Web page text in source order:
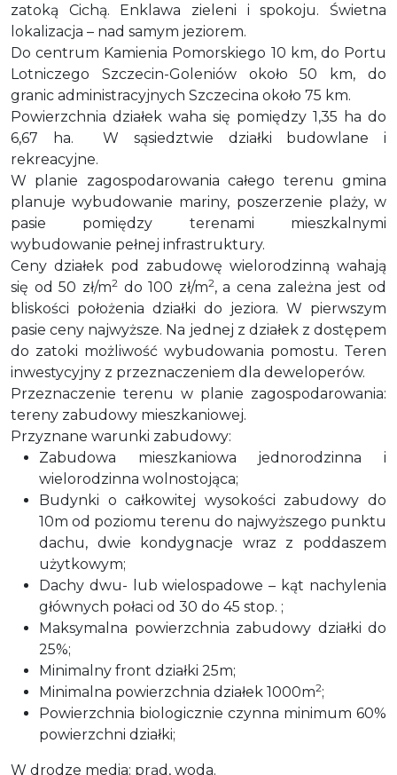
zatoką Cichą. Enklawa zieleni i spokoju. Świetna
lokalizacja – nad samym jeziorem.
Do centrum Kamienia Pomorskiego 10 km, do Portu
Lotniczego Szczecin-Goleniów około 50 km, do
granic administracyjnych Szczecina około 75 km.
Powierzchnia działek waha się pomiędzy 1,35 ha do
6,67 ha. W sąsiedztwie działki budowlane i
rekreacyjne.
W planie zagospodarowania całego terenu gmina
planuje wybudowanie mariny, poszerzenie plaży, w
pasie pomiędzy terenami mieszkalnymi
wybudowanie pełnej infrastruktury.
Ceny działek pod zabudowę wielorodzinną wahają
się od 50 zł/m2do 100 zł/m2, a cena zależna jest od
bliskości położenia działki do jeziora. W pierwszym
pasie ceny najwyższe. Na jednej z działek z dostępem
do zatoki możliwość wybudowania pomostu. Teren
inwestycyjny z przeznaczeniem dla deweloperów.
Przeznaczenie terenu w planie zagospodarowania:
tereny zabudowy mieszkaniowej.
Przyznane warunki zabudowy:
Zabudowa mieszkaniowa jednorodzinna i
wielorodzinna wolnostojąca;
Budynki o całkowitej wysokości zabudowy do
10m od poziomu terenu do najwyższego punktu
dachu, dwie kondygnacje wraz z poddaszem
użytkowym;
Dachy dwu- lub wielospadowe – kąt nachylenia
głównych połaci od 30 do 45 stop. ;
Maksymalna powierzchnia zabudowy działki do
25%;
Minimalny front działki 25m;
Minimalna powierzchnia działek 1000m2;
Powierzchnia biologicznie czynna minimum 60%
powierzchni działki;
W drodze media: prąd, woda.